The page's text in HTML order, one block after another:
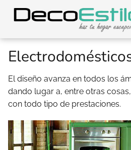
El diseño avanza en todos los
dando lugar a, entre otras cosas,
con todo tipo de prestaciones.